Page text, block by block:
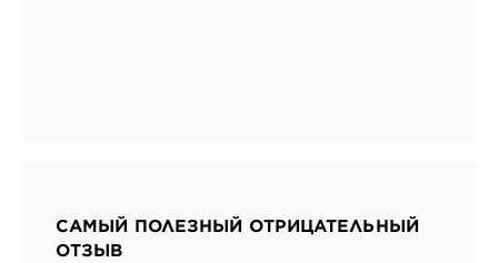
САМЫЙ ПОЛЕЗНЫЙ ОТРИЦАТЕЛЬНЫЙ
ОТЗЫВ